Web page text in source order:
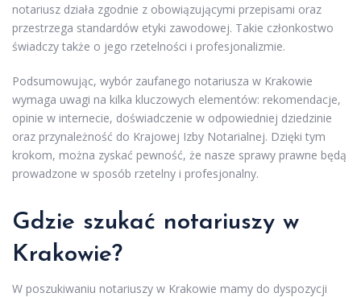
notariusz działa zgodnie z obowiązującymi przepisami oraz
przestrzega standardów etyki zawodowej. Takie członkostwo
świadczy także o jego rzetelności i profesjonalizmie.
Podsumowując, wybór zaufanego notariusza w Krakowie
wymaga uwagi na kilka kluczowych elementów: rekomendacje,
opinie w internecie, doświadczenie w odpowiedniej dziedzinie
oraz przynależność do Krajowej Izby Notarialnej. Dzięki tym
krokom, można zyskać pewność, że nasze sprawy prawne będą
prowadzone w sposób rzetelny i profesjonalny.
Gdzie szukać notariuszy w
Krakowie?
W poszukiwaniu notariuszy w Krakowie mamy do dyspozycji